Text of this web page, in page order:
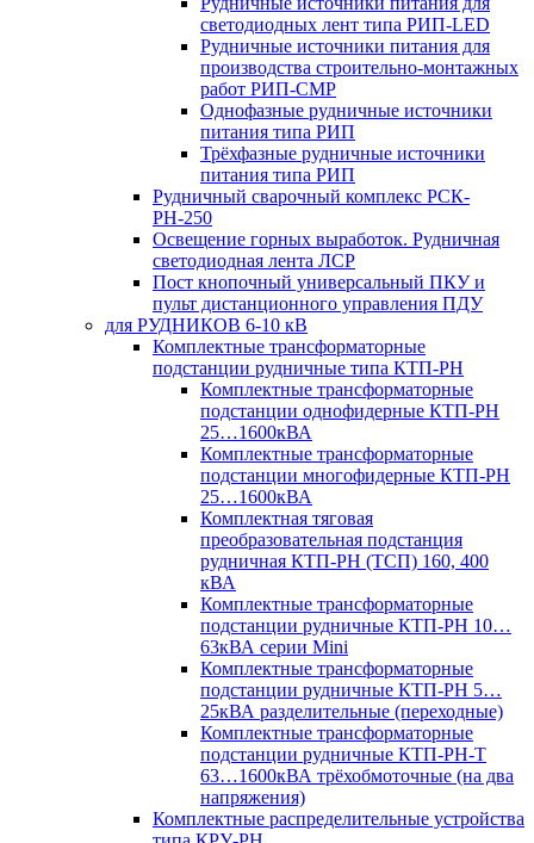
светодиодных лент типа РИП-LED
Рудничные источники питания для
производства строительно-монтажных
работ РИП-СМР
Однофазные рудничные источники
питания типа РИП
Трёхфазные рудничные источники
питания типа РИП
Рудничный сварочный комплекс РСК-
РН-250
Освещение горных выработок. Рудничная
светодиодная лента ЛСР
Пост кнопочный универсальный ПКУ и
пульт дистанционного управления ПДУ
для РУДНИКОВ 6-10 кВ
Комплектные трансформаторные
подстанции рудничные типа КТП-РН
Комплектные трансформаторные
подстанции однофидерные КТП-РН
25…1600кВА
Комплектные трансформаторные
подстанции многофидерные КТП-РН
25…1600кВА
Комплектная тяговая
преобразовательная подстанция
рудничная КТП-РН (ТСП) 160, 400
кВА
Комплектные трансформаторные
подстанции рудничные КТП-РН 10…
63кВА серии Mini
Комплектные трансформаторные
подстанции рудничные КТП-РН 5…
25кВА разделительные (переходные)
Комплектные трансформаторные
подстанции рудничные КТП-РН-Т
63…1600кВА трёхобмоточные (на два
напряжения)
Комплектные распределительные устройства